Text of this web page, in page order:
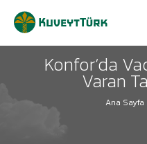
Konfor‘da
Varan
Ana Sayfa